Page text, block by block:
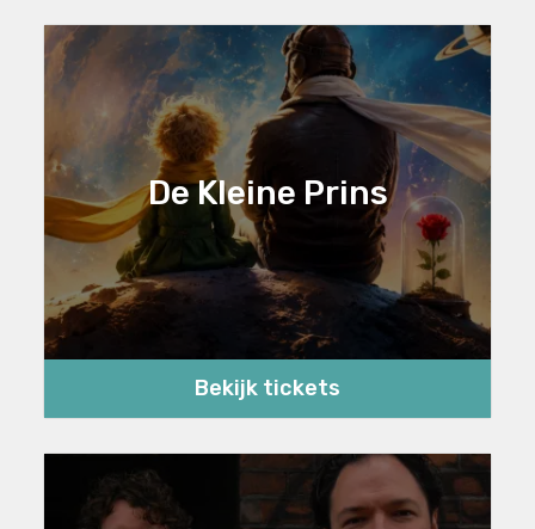
De Kleine Prins
Bekijk tickets